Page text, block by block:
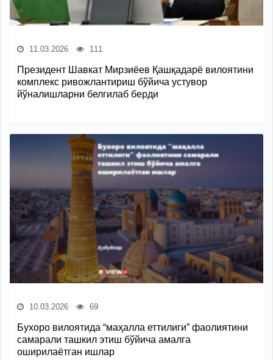
11.03.2026 111
Президент Шавкат Мирзиёев Қашқадарё вилоятини
комплекс ривожлантириш бўйича устувор
йўналишларни белгилаб берди
10.03.2026 69
Бухоро вилоятида “маҳалла еттилиги” фаолиятини
самарали ташкил этиш бўйича амалга
оширилаётган ишлар